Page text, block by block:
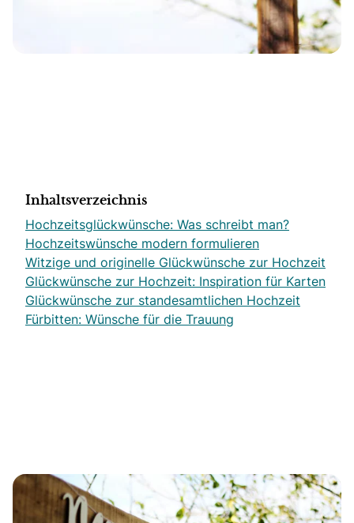
Inhaltsverzeichnis
Hochzeitsglückwünsche: Was schreibt man?
Hochzeitswünsche modern formulieren
Witzige und originelle Glückwünsche zur Hochzeit
Glückwünsche zur Hochzeit: Inspiration für Karten
Glückwünsche zur standesamtlichen Hochzeit
Fürbitten: Wünsche für die Trauung